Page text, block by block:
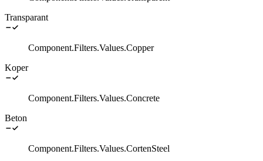
Transparant
Component.Filters.Values.Copper
Koper
Component.Filters.Values.Concrete
Beton
Component.Filters.Values.CortenSteel